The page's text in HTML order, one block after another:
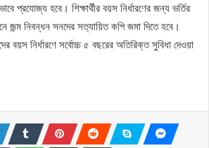
প্রযোজ্য হবে। শিক্ষার্থীর বয়স নির্ধারণের জন্য ভর্তির
জন্ম নিবন্ধন সনদের সত্যায়িত কপি জমা দিতে হবে।
বয়স নির্ধারণে সর্বোচ্চ ৫ বছরের অতিরিক্ত সুবিধা দেওয়া